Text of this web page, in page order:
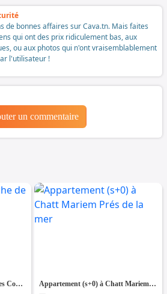
de bonnes affaires sur Cava.tn. Mais faites
qui ont des prix ridiculement bas, aux
ou aux photos qui n'ont vraisemblablement
l'utilisateur !
un commentaire
(S+3) à Sousse Proche de toutes Commodités Appartement (s+0) à Chatt Mariem Prés de la mer